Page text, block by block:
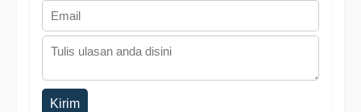
Kirim